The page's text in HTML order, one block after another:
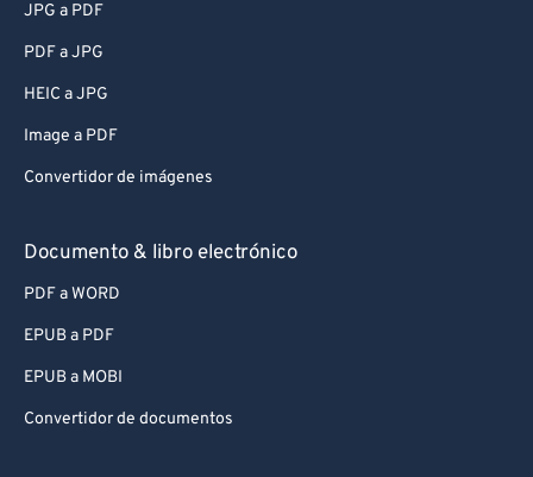
JPG a PDF
PDF a JPG
HEIC a JPG
Image a PDF
Convertidor de imágenes
Documento & libro electrónico
PDF a WORD
EPUB a PDF
EPUB a MOBI
Convertidor de documentos